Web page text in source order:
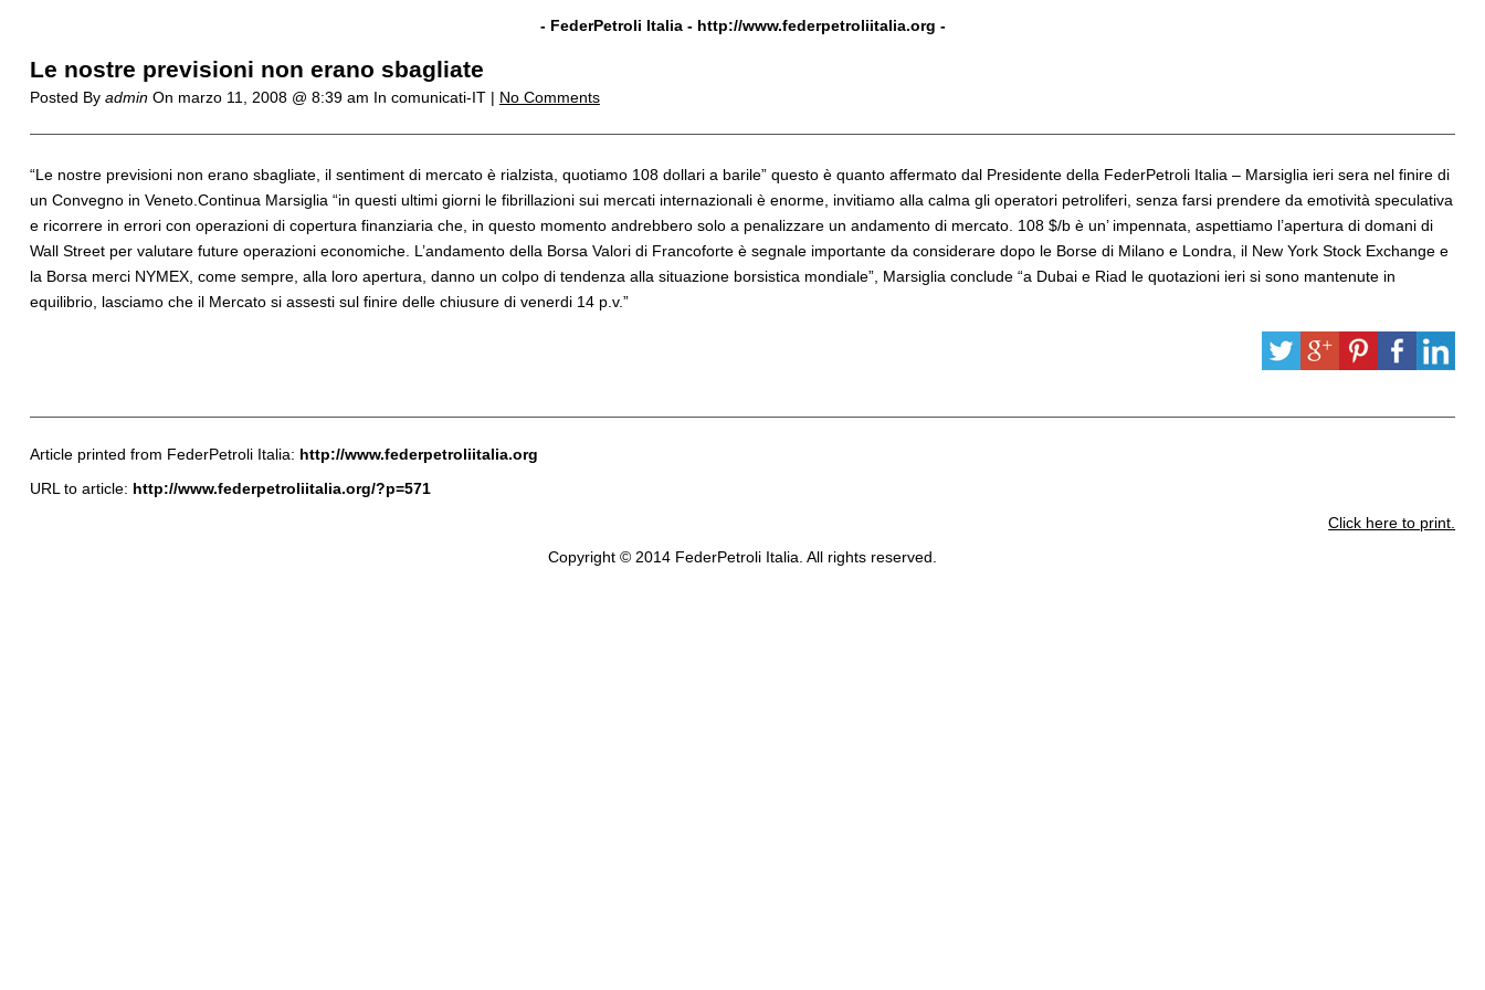
- FederPetroli Italia - http://www.federpetroliitalia.org -
Le nostre previsioni non erano sbagliate
Posted By adminOn marzo 11, 2008 @ 8:39 am In comunicati-IT | No Comments
“Le nostre previsioni non erano sbagliate, il sentiment di mercato è rialzista, quotiamo 108 dollari a barile” questo è quanto affermato dal Presidente della FederPetroli Italia – Marsiglia ieri sera nel finire di
un Convegno in Veneto. Continua Marsiglia “in questi ultimi giorni le fibrillazioni sui mercati internazionali è enorme, invitiamo alla calma gli operatori petroliferi, senza farsi prendere da emotività speculativa
e ricorrere in errori con operazioni di copertura finanziaria che, in questo momento andrebbero solo a penalizzare un andamento di mercato. 108 $/b è un’ impennata, aspettiamo l’apertura di domani di
Wall Street per valutare future operazioni economiche. L’andamento della Borsa Valori di Francoforte è segnale importante da considerare dopo le Borse di Milano e Londra, il New York Stock Exchange e
la Borsa merci NYMEX, come sempre, alla loro apertura, danno un colpo di tendenza alla situazione borsistica mondiale”, Marsiglia conclude “a Dubai e Riad le quotazioni ieri si sono mantenute in
equilibrio, lasciamo che il Mercato si assesti sul finire delle chiusure di venerdi 14 p.v.”
Article printed from FederPetroli Italia: http://www.federpetroliitalia.org
URL to article: http://www.federpetroliitalia.org/?p=571
Click here to print.
Copyright © 2014 FederPetroli Italia. All rights reserved.